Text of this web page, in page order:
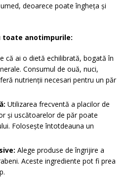
deoarece poate îngheța și
toate anotimpurile:
că ai o dietă echilibrată, bogată în
Consumul de ouă, nuci,
nutrienții necesari pentru un păr
Utilizarea frecventă a placilor de
și uscătoarelor de păr poate
Folosește întotdeauna un
Alege produse de îngrijire a
Aceste ingrediente pot fi prea